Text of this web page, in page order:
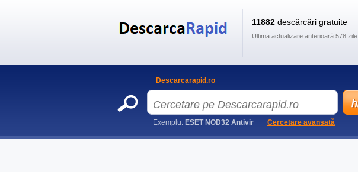
11882 descărcări gratuite
Ultima actualizare anterioară 578 zile
Descarcarapid.ro
Exemplu: ESET NOD32 Antivir Cercetare avansată